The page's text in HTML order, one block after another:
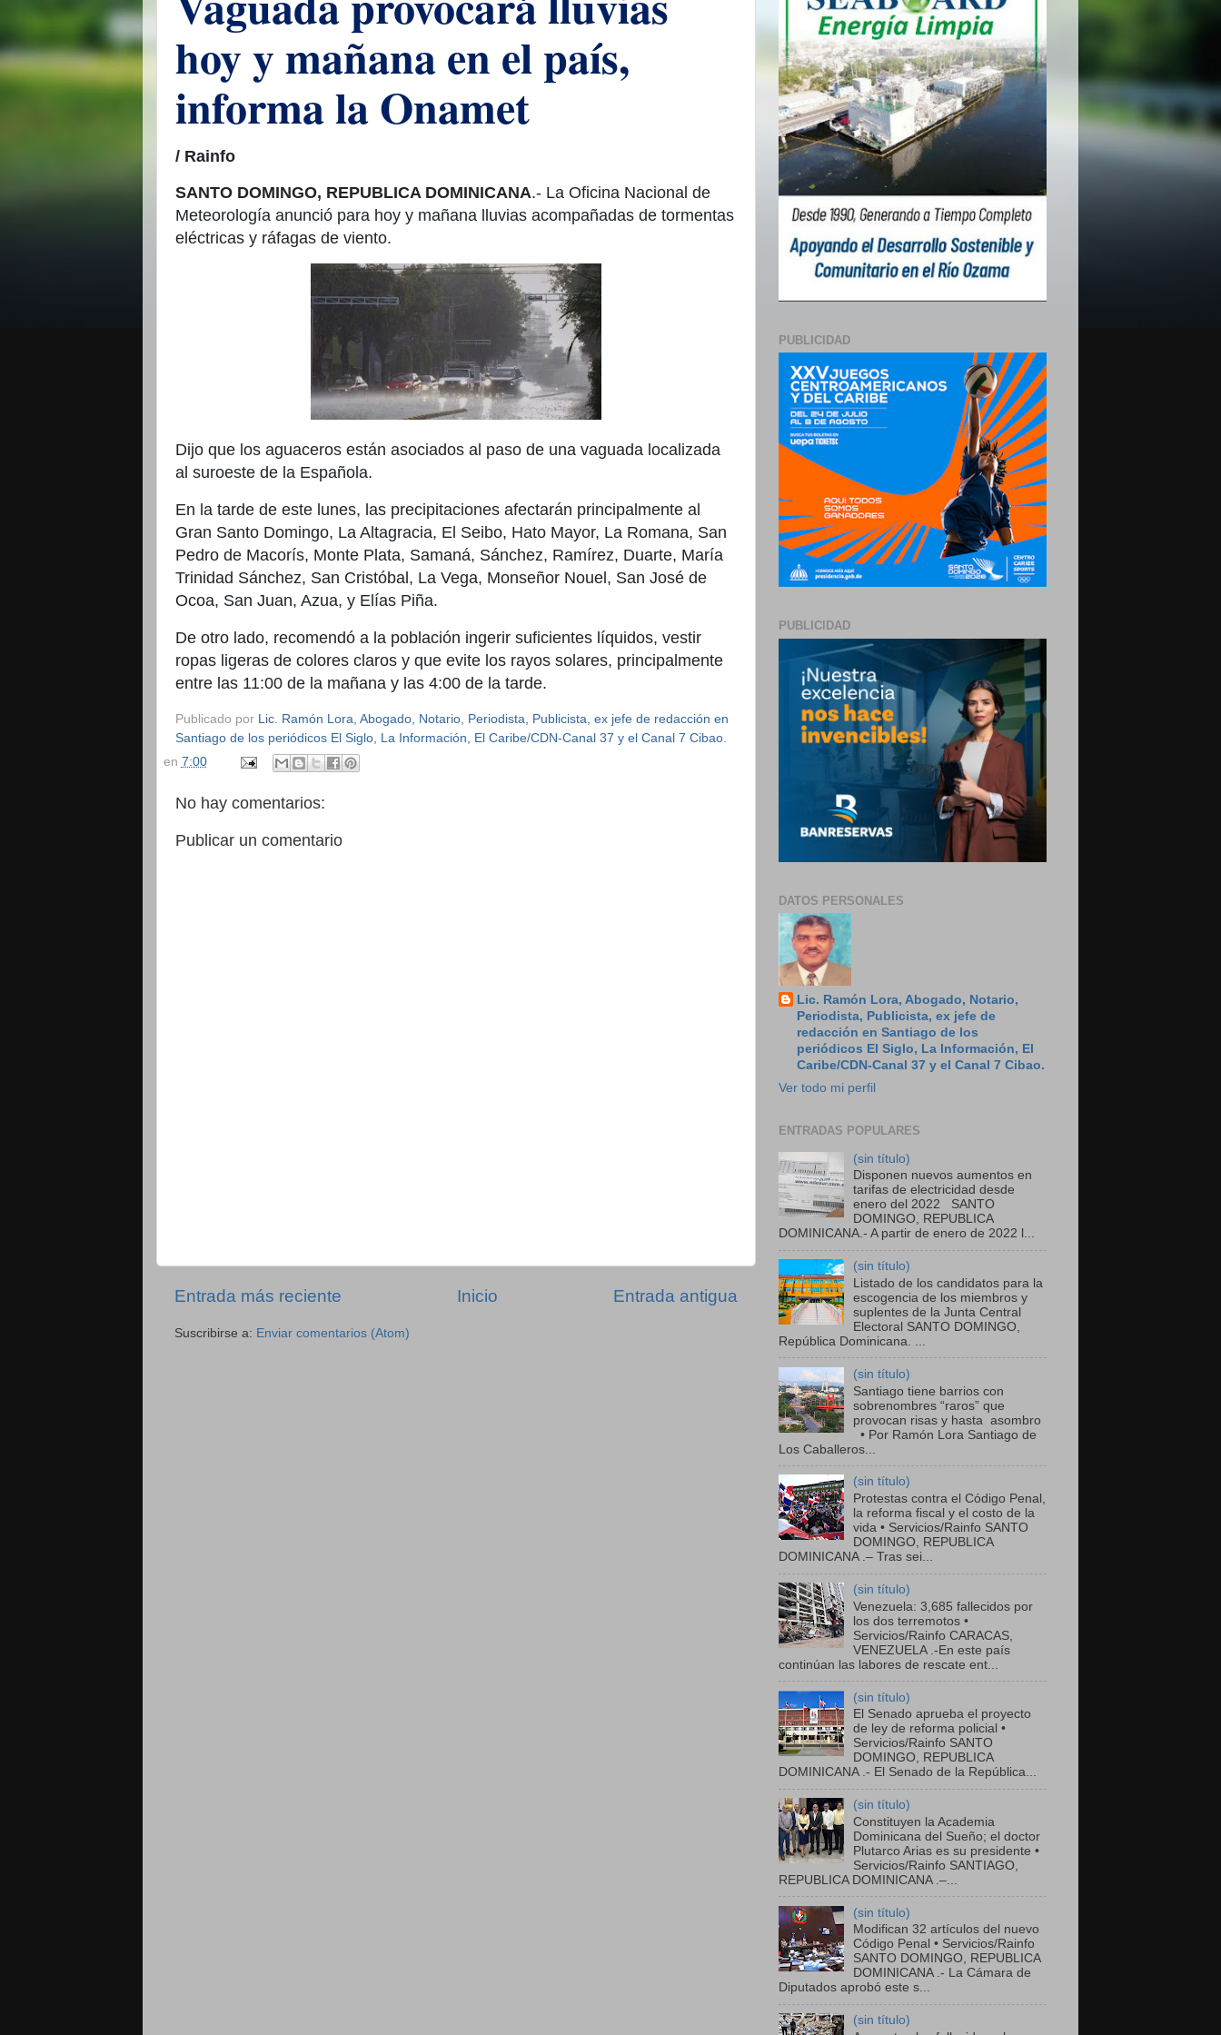
hoy y mañana en el país,
informa la Onamet
/ Rainfo
SANTO DOMINGO, REPUBLICA DOMINICANA.- La Oficina Nacional de
Meteorología anunció para hoy y mañana lluvias acompañadas de tormentas
eléctricas y ráfagas de viento.
Dijo que los aguaceros están asociados al paso de una vaguada localizada
al suroeste de la Española.
En la tarde de este lunes, las precipitaciones afectarán principalmente al
Gran Santo Domingo, La Altagracia, El Seibo, Hato Mayor, La Romana, San
Pedro de Macorís, Monte Plata, Samaná, Sánchez, Ramírez, Duarte, María
Trinidad Sánchez, San Cristóbal, La Vega, Monseñor Nouel, San José de
Ocoa, San Juan, Azua, y Elías Piña.
De otro lado, recomendó a la población ingerir suficientes líquidos, vestir
ropas ligeras de colores claros y que evite los rayos solares, principalmente
entre las 11:00 de la mañana y las 4:00 de la tarde.
Publicado por Lic. Ramón Lora, Abogado, Notario, Periodista, Publicista, ex jefe de redacción en
Santiago de los periódicos El Siglo, La Información, El Caribe/CDN-Canal 37 y el Canal 7 Cibao.
en 7:00
No hay comentarios:
Publicar un comentario
Entrada más reciente Entrada antigua
Inicio
Suscribirse a: Enviar comentarios (Atom)
PUBLICIDAD
PUBLICIDAD
DATOS PERSONALES
Lic. Ramón Lora, Abogado, Notario,
Periodista, Publicista, ex jefe de
redacción en Santiago de los
periódicos El Siglo, La Información, El
Caribe/CDN-Canal 37 y el Canal 7 Cibao.
Ver todo mi perfil
ENTRADAS POPULARES
(sin título)
Disponen nuevos aumentos en
tarifas de electricidad desde
enero del 2022 SANTO
DOMINGO, REPUBLICA
DOMINICANA.- A partir de enero de 2022 l...
(sin título)
Listado de los candidatos para la
escogencia de los miembros y
suplentes de la Junta Central
Electoral SANTO DOMINGO,
República Dominicana. ...
(sin título)
Santiago tiene barrios con
sobrenombres “raros” que
provocan risas y hasta asombro
• Por Ramón Lora Santiago de
Los Caballeros...
(sin título)
Protestas contra el Código Penal,
la reforma fiscal y el costo de la
vida • Servicios/Rainfo SANTO
DOMINGO, REPUBLICA
DOMINICANA .– Tras sei...
(sin título)
Venezuela: 3,685 fallecidos por
los dos terremotos •
Servicios/Rainfo CARACAS,
VENEZUELA .-En este país
continúan las labores de rescate ent...
(sin título)
El Senado aprueba el proyecto
de ley de reforma policial •
Servicios/Rainfo SANTO
DOMINGO, REPUBLICA
DOMINICANA .- El Senado de la República...
(sin título)
Constituyen la Academia
Dominicana del Sueño; el doctor
Plutarco Arias es su presidente •
Servicios/Rainfo SANTIAGO,
REPUBLICA DOMINICANA .–...
(sin título)
Modifican 32 artículos del nuevo
Código Penal • Servicios/Rainfo
SANTO DOMINGO, REPUBLICA
DOMINICANA .- La Cámara de
Diputados aprobó este s...
(sin título)